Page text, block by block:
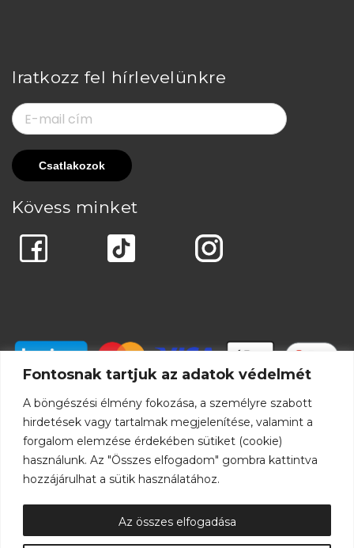
Fontosnak tartjuk az adatok védelmét
A böngészési élmény fokozása, a személyre szabott
hirdetések vagy tartalmak megjelenítése, valamint a
forgalom elemzése érdekében sütiket (cookie)
használunk. Az "Összes elfogadom" gombra kattintva
hozzájárulhat a sütik használatához.
Az összes elfogadása
Iratkozz fel hírlevelünkre
Kövess minket